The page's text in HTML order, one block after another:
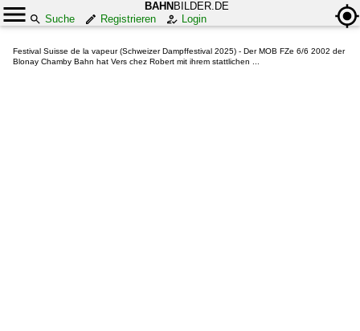
BAHN BILDER.DE
Suche
Registrieren Login
Festival Suisse de la vapeur (Schweizer Dampffestival 2025) - Der MOB FZe 6/6 2002 der
Blonay Chamby Bahn hat Vers chez Robert mit ihrem stattlichen ...